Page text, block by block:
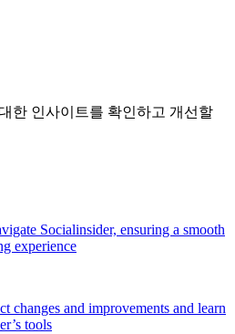
한 인사이트를 확인하고 개선할
Socialinsider, ensuring a smooth
experience
changes and improvements and learn
tools